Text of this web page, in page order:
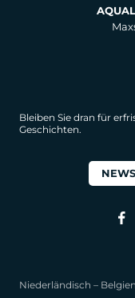
Bleiben Sie dran für
Geschichten.
Niederländisch –